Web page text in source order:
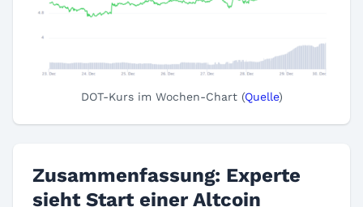
DOT-Kurs im Wochen-Chart (Quelle)
Zusammenfassung: Experte
sieht Start einer Altcoin